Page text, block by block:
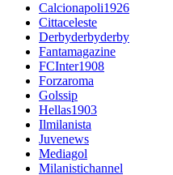
Calcionapoli1926
Cittaceleste
Derbyderbyderby
Fantamagazine
FCInter1908
Forzaroma
Golssip
Hellas1903
Ilmilanista
Juvenews
Mediagol
Milanistichannel